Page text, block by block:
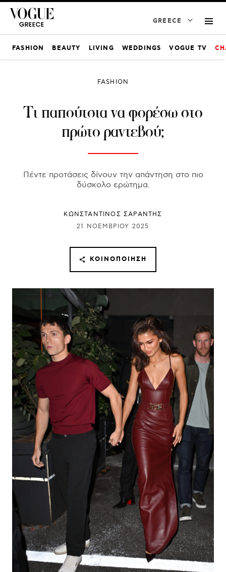
GREECE
FASHION BEAUTY LIVING WEDDINGS VOGUE TV
FASHION
Τι παπούτσια να φορέσω στο
πρώτο ραντεβού;
Πέντε προτάσεις δίνουν την απάντηση στο πιο
δύσκολο ερώτημα.
ΚΩΝΣΤΑΝΤΙΝΟΣ ΣΑΡΑΝΤΗΣ
21 ΝΟΕΜΒΡΊΟΥ 2025
ΚΟΙΝΟΠΟΊΗΣΗ